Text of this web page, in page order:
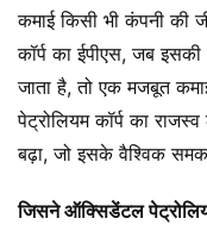
कमाई किसी भी कंपनी की
कॉर्प का ईपीएस, जब
जाता है, तो एक मजबूत
पेट्रोलियम कॉर्प का
बढ़ा, जो इसके वैश्विक
जिसने ऑक्सिडेंटल